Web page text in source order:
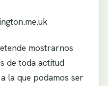
mostrarnos
de toda actitud
la que podamos ser